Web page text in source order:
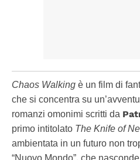
Chaos Walking è un film di
che si concentra su
romanzi omonimi scritti da
primo intitolato The Knife of
ambientata in un futuro non